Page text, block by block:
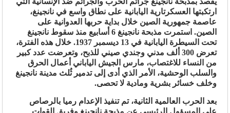
ارتكبتها العسكرتارية اليابانية على نطاق واسع في نانجينغ،
عاصمة جمهورية الصين خلال بداية حربها العدوانية على
الصين. استمرت مذبحة نانجينغ 6 أسابيع منذ سقوط نانجينغ
تحت السيطرة اليابانية في 13 ديسمبر 1937. خلال هذه الفترة،
تعرض 300 ألف مدني وجندي صيني للذبح، وتعرضت عدد كبير
من النساء للاغتصاب، مارس الجيش الياباني أعمال الحرق
والسلب الوحشية، الأمر الذي أدى إلى تدمير ثُلث مدينة نانجينغ
وخلف خسائر بشرية ومادية لا تحصى.
بعد الحرب العالمية الثانية، تم تنفيذ الإعدام رميا بالرصاص
على المسؤول الرئيسي عن مذبحة نانجينغ وفريق القوات